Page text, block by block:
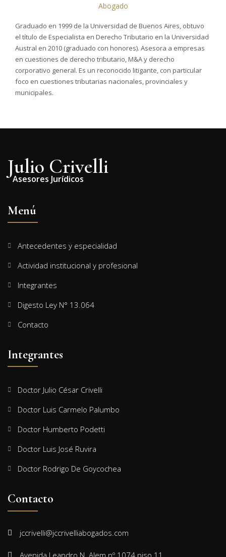
Abogado
Graduado en 1999 de la Universidad de Buenos Aires, obtuvo
el título de Especialista en Derecho Tributario en la Universidad
Austral en 2010 (graduado con honores). Asesora a empresas
en cuestiones de derecho tributario, M&A y derecho
corporativo general. Es un reconocido litigante, con particular
foco en cuestiones tributarias nacionales, provinciales y
municipales.
Julio Crivelli
Asesores Jurídicos
Menú
Antecedentes y especialidad
Actividad institucional y profesional
Integrantes
Digesto Ley N° 13.064
Contacto
Integrantes
Doctor Julio César Crivelli
Doctor Luis Carmelo Palumbo
Doctor Humberto Podetti
Doctor Luis José Ruvira
Doctor Rodrigo De Goycochea
Contacto
jccrivelli@jccrivelliabogados.com
Avenida Leandro N. Alem nº 1074 piso 11